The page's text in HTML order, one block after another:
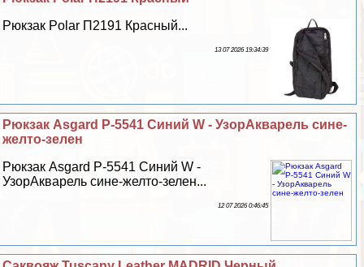
Рюкзак Polar П2191 Красный...
13 07 2026 19:34:39
Рюкзак Asgard Р-5541 Синий W - УзорАкварель сине-
желто-зелен
Рюкзак Asgard Р-5541 Синий W -
УзорАкварель сине-желто-зелен...
12 07 2026 0:46:45